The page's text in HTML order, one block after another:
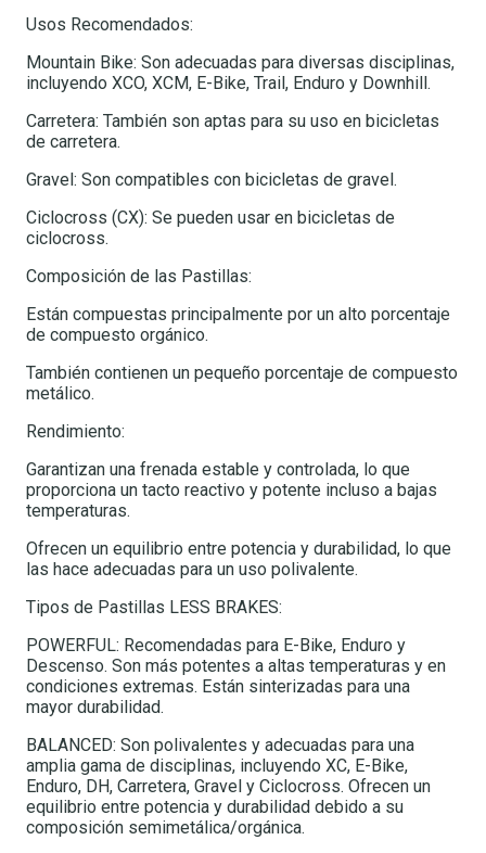
Usos Recomendados:
Mountain Bike: Son adecuadas para diversas disciplinas,
incluyendo XCO, XCM, E-Bike, Trail, Enduro y Downhill.
Carretera: También son aptas para su uso en bicicletas
de carretera.
Gravel: Son compatibles con bicicletas de gravel.
Ciclocross (CX): Se pueden usar en bicicletas de
ciclocross.
Composición de las Pastillas:
Están compuestas principalmente por un alto porcentaje
de compuesto orgánico.
También contienen un pequeño porcentaje de compuesto
metálico.
Rendimiento:
Garantizan una frenada estable y controlada, lo que
proporciona un tacto reactivo y potente incluso a bajas
temperaturas.
Ofrecen un equilibrio entre potencia y durabilidad, lo que
las hace adecuadas para un uso polivalente.
Tipos de Pastillas LESS BRAKES:
POWERFUL: Recomendadas para E-Bike, Enduro y
Descenso. Son más potentes a altas temperaturas y en
condiciones extremas. Están sinterizadas para una
mayor durabilidad.
BALANCED: Son polivalentes y adecuadas para una
amplia gama de disciplinas, incluyendo XC, E-Bike,
Enduro, DH, Carretera, Gravel y Ciclocross. Ofrecen un
equilibrio entre potencia y durabilidad debido a su
composición semimetálica/orgánica.